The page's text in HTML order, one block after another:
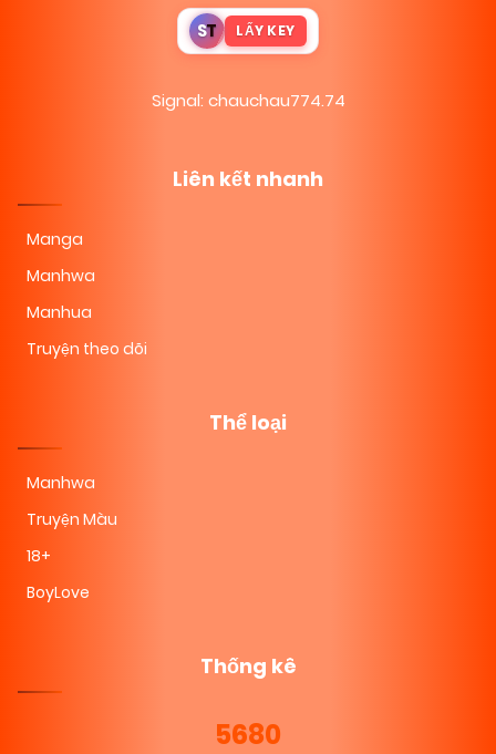
ST LẤY KEY
Signal: chauchau774.74
Liên kết nhanh
Manga
Manhwa
Manhua
Truyện theo dõi
Thể loại
Manhwa
Truyện Màu
18+
BoyLove
Thống kê
5680